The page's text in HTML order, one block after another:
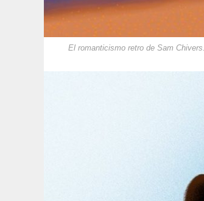
El romanticismo retro de Sam